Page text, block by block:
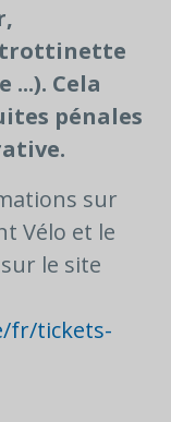
trottinette
Cela
pénales
sur
Vélo et le
le site
fr/tickets-